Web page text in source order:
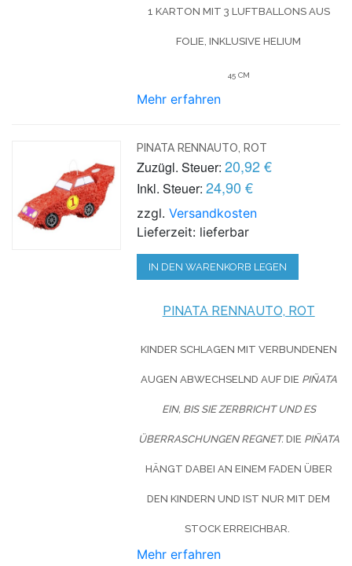
1 KARTON MIT 3 LUFTBALLONS AUS
FOLIE, INKLUSIVE HELIUM
45 CM
Mehr erfahren
PINATA RENNAUTO, ROT
Zuzügl. Steuer: 20,92 €
Inkl. Steuer: 24,90 €
zzgl.Versandkosten
Lieferzeit: lieferbar
IN DEN WARENKORB LEGEN
PINATA RENNAUTO, ROT
KINDER SCHLAGEN MIT VERBUNDENEN
AUGEN ABWECHSELND AUF DIE PIÑATA
EIN, BIS SIE ZERBRICHT UND ES
ÜBERRASCHUNGEN REGNET. DIE PIÑATA
HÄNGT DABEI AN EINEM FADEN ÜBER
DEN KINDERN UND IST NUR MIT DEM
STOCK ERREICHBAR.
Mehr erfahren